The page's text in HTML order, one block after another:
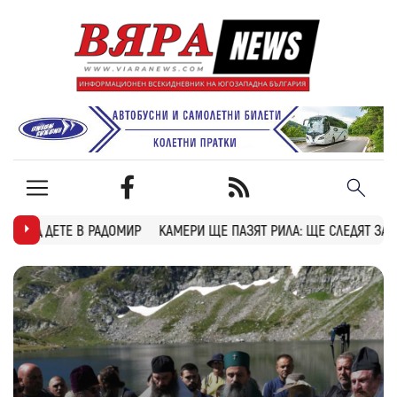
КАМЕРИ ЩЕ ПАЗЯТ РИЛА: ЩЕ СЛЕДЯТ ЗА ПОЖАРИ, БРАКОНИЕРИ И